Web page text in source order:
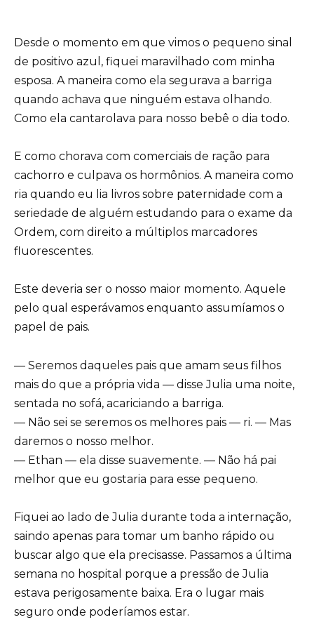
Desde o momento em que vimos o pequeno sinal
de positivo azul, fiquei maravilhado com minha
esposa. A maneira como ela segurava a barriga
quando achava que ninguém estava olhando.
Como ela cantarolava para nosso bebê o dia todo.
E como chorava com comerciais de ração para
cachorro e culpava os hormônios. A maneira como
ria quando eu lia livros sobre paternidade com a
seriedade de alguém estudando para o exame da
Ordem, com direito a múltiplos marcadores
fluorescentes.
Este deveria ser o nosso maior momento. Aquele
pelo qual esperávamos enquanto assumíamos o
papel de pais.
— Seremos daqueles pais que amam seus filhos
mais do que a própria vida — disse Julia uma noite,
sentada no sofá, acariciando a barriga.
— Não sei se seremos os melhores pais — ri. — Mas
daremos o nosso melhor.
— Ethan — ela disse suavemente. — Não há pai
melhor que eu gostaria para esse pequeno.
Fiquei ao lado de Julia durante toda a internação,
saindo apenas para tomar um banho rápido ou
buscar algo que ela precisasse. Passamos a última
semana no hospital porque a pressão de Julia
estava perigosamente baixa. Era o lugar mais
seguro onde poderíamos estar.